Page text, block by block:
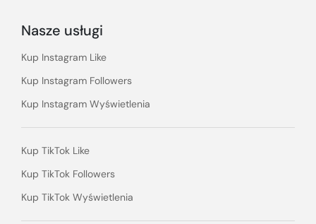
Nasze usługi
Kup Instagram Like
Kup Instagram Followers
Kup Instagram Wyświetlenia
Kup TikTok Like
Kup TikTok Followers
Kup TikTok Wyświetlenia